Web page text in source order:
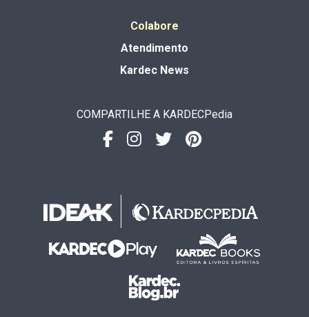
Colabore
Atendimento
Kardec News
COMPARTILHE A KARDECPedia